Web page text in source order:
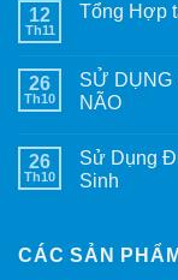
12
Th11
Tổng Hợp
26
Th10
SỬ
NÃO
26
Th10
Sử Dụng
Sinh
CÁC SẢN